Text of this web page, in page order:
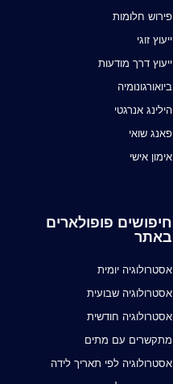
פירוש חלומות
ייעוץ זוגי
ייעוץ דרך מודעות
ביואורגונומיה
הילינג אנרגטי
פאנג שואי
אימון אישי
חיפושים פופולארים
באתר
אסטרולוגיה יומית
אסטרולוגיה שבועית
אסטרולוגיה חודשית
מתקשרים עם מתים
אסטרולוגיה לפי תאריך לידה